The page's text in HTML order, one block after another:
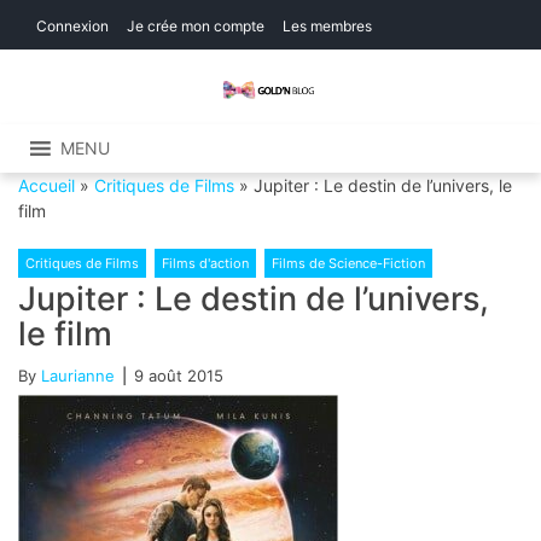
Connexion Je crée mon compte Les membres
MENU
Accueil » Critiques de Films » Jupiter : Le destin de l’univers, le
film
Critiques de Films Films d'action Films de Science-Fiction
Jupiter : Le destin de l’univers,
le film
By Laurianne 9 août 2015